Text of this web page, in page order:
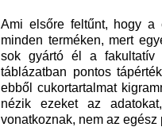
Ami elsőre feltűnt, hogy a
minden terméken, mert
sok gyártó él a fakultatív
táblázatban pontos
ebből cukortartalmat
nézik ezeket az
vonatkoznak, nem az